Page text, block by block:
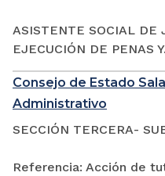
ASISTENTE SOCIAL DE
EJECUCIÓN DE PENAS
Consejo de Estado
Administrativo
SECCIÓN TERCERA-
Referencia: Acción de